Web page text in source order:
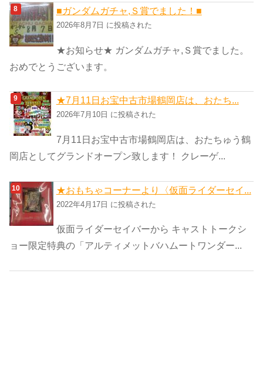
■ガンダムガチャ,Ｓ賞でました！■
2026年8月7日 に投稿された
★お知らせ★ ガンダムガチャ,Ｓ賞でました。
おめでとうございます。
★7月11日お宝中古市場鶴岡店は、おたち...
2026年7月10日 に投稿された
7月11日お宝中古市場鶴岡店は、おたちゅう鶴
岡店としてグランドオープン致します！ クレーゲ...
★おもちゃコーナーより〈仮面ライダーセイ...
2022年4月17日 に投稿された
仮面ライダーセイバーから キャストトークシ
ョー限定特典の「アルティメットバハムートワンダー...